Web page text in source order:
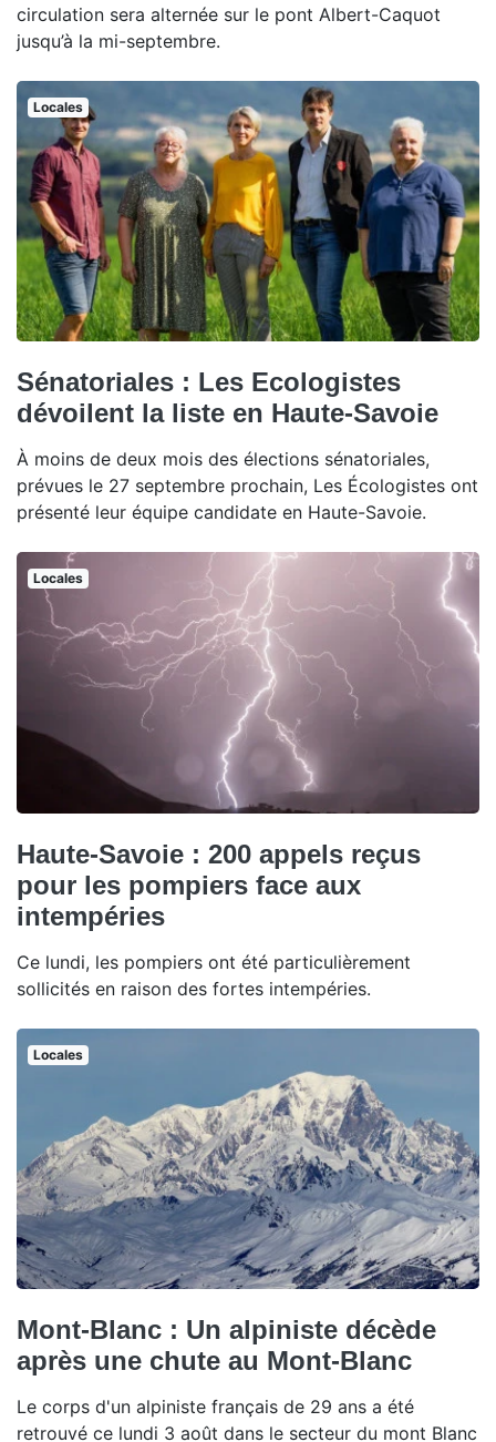
circulation sera alternée sur le pont Albert-Caquot
jusqu’à la mi-septembre.
Locales
Sénatoriales : Les Ecologistes
dévoilent la liste en Haute-Savoie
À moins de deux mois des élections sénatoriales,
prévues le 27 septembre prochain, Les Écologistes ont
présenté leur équipe candidate en Haute-Savoie.
Locales
Haute-Savoie : 200 appels reçus
pour les pompiers face aux
intempéries
Ce lundi, les pompiers ont été particulièrement
sollicités en raison des fortes intempéries.
Locales
Mont-Blanc : Un alpiniste décède
après une chute au Mont-Blanc
Le corps d'un alpiniste français de 29 ans a été
retrouvé ce lundi 3 août dans le secteur du mont Blanc